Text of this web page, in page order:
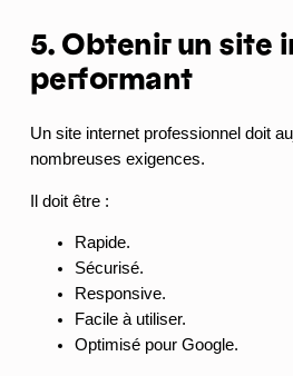
5. Obtenir un site
performant
Un site internet professionnel doit
nombreuses exigences.
Il doit être :
Rapide.
Sécurisé.
Responsive.
Facile à utiliser.
Optimisé pour Google.